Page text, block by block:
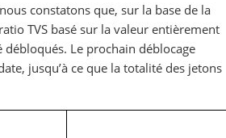
constatons que, sur la base de la
TVS basé sur la valeur entièrement
Le prochain déblocage
jusqu’à ce que la totalité des jetons